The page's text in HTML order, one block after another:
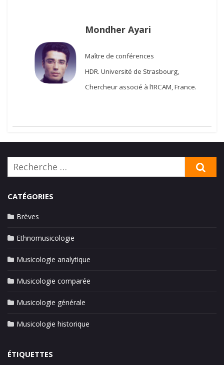
Mondher Ayari
Maître de conférences
HDR. Université de Strasbourg,
Chercheur associé à l’IRCAM, France.
Rechercher:
CATÉGORIES
Brèves
Ethnomusicologie
Musicologie analytique
Musicologie comparée
Musicologie générale
Musicologie historique
ÉTIQUETTES